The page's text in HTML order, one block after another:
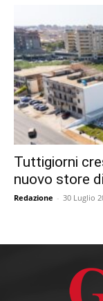
Tuttigiorni
nuovo store
Redazione - 30 Luglio